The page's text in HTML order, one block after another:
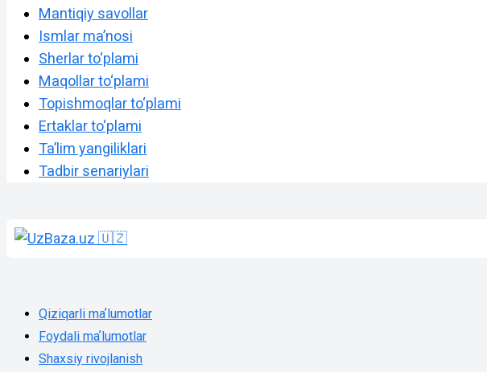
Mantiqiy savollar
Ismlar maʼnosi
Sherlar to‘plami
Maqollar to‘plami
Topishmoqlar to‘plami
Ertaklar to‘plami
Taʼlim yangiliklari
Tadbir senariylari
Qiziqarli maʼlumotlar
Foydali maʼlumotlar
Shaxsiy rivojlanish